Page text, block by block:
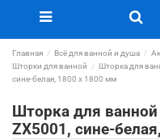
Главная Всё для ванной и душа
Шторки для ванной
Шторка для
сине-белая, 1800 х 1800 мм
Шторка для
ZX5001, сине-